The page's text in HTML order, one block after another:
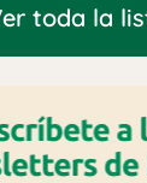
toda la